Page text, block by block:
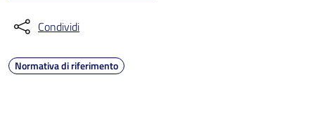
Condividi
Normativa di riferimento